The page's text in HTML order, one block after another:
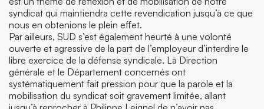
syndicat qui maintiendra cette revendication jusqu’à ce que
nous en obtenions le plein effet.
Par ailleurs, SUD s’est également heurté à une volonté
ouverte et agressive de la part de l’employeur d’interdire le
libre exercice de la défense syndicale. La Direction
générale et le Département concernés ont
systématiquement fait pression pour que la parole et la
mobilisation du syndicat soit gravement limitée, allant